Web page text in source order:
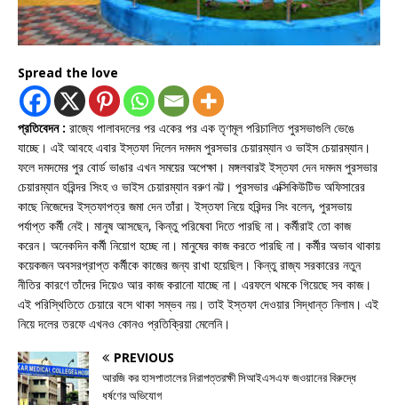
Spread the love
প্রতিবেদন : রাজ্যে পালাবদলের পর একের পর এক তৃণমূল পরিচালিত পুরসভাগুলি ভেঙে
যাচ্ছে। এই আবহে এবার ইস্তফা দিলেন দমদম পুরসভার চেয়ারম্যান ও ভাইস চেয়ারম্যান।
ফলে দমদমের পুর বোর্ড ভাঙার এখন সময়ের অপেক্ষা। মঙ্গলবারই ইস্তফা দেন দমদম পুরসভার
চেয়ারম্যান হরিন্দর সিংহ ও ভাইস চেয়ারম্যান বরুণ নট্ট। পুরসভার এক্সিকিউটিভ অফিসারের
কাছে নিজেদের ইস্তফাপত্র জমা দেন তাঁরা। ইস্তফা নিয়ে হরিন্দর সিং বলেন, পুরসভায়
পর্যাপ্ত কর্মী নেই। মানুষ আসছেন, কিন্তু পরিষেবা দিতে পারছি না। কর্মীরাই তো কাজ
করেন। অনেকদিন কর্মী নিয়োগ হচ্ছে না। মানুষের কাজ করতে পারছি না। কর্মীর অভাব থাকায়
কয়েকজন অবসরপ্রাপ্ত কর্মীকে কাজের জন্য রাখা হয়েছিল। কিন্তু রাজ্য সরকারের নতুন
নীতির কারণে তাঁদের দিয়েও আর কাজ করানো যাচ্ছে না। এরফলে থমকে গিয়েছে সব কাজ।
এই পরিস্থিতিতে চেয়ারে বসে থাকা সম্ভব নয়। তাই ইস্তফা দেওয়ার সিদ্ধান্ত নিলাম। এই
নিয়ে দলের তরফে এখনও কোনও প্রতিক্রিয়া মেলেনি।
PREVIOUS
আরজি কর হাসপাতালের নিরাপত্তরক্ষী সিআইএসএফ জওয়ানের বিরুদ্ধে
ধর্ষণের অভিযোগ